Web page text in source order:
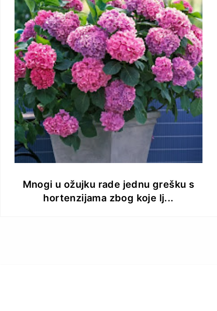
Mnogi u ožujku rade jednu grešku s
hortenzijama zbog koje lj...